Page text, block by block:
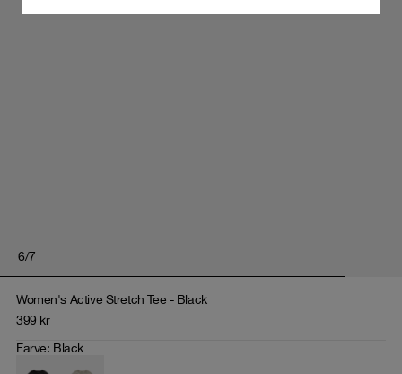
6/7
Women's Active Stretch Tee - Black
399 kr
Farve: Black